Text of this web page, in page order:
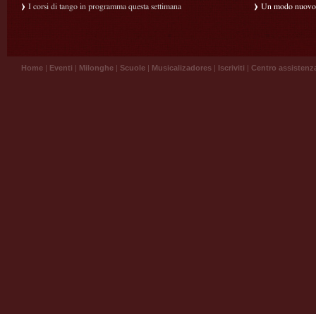
I corsi di tango in programma questa settimana
Un modo
Home | Eventi | Milonghe | Scuole | Musicalizadores | Iscriviti | Centro